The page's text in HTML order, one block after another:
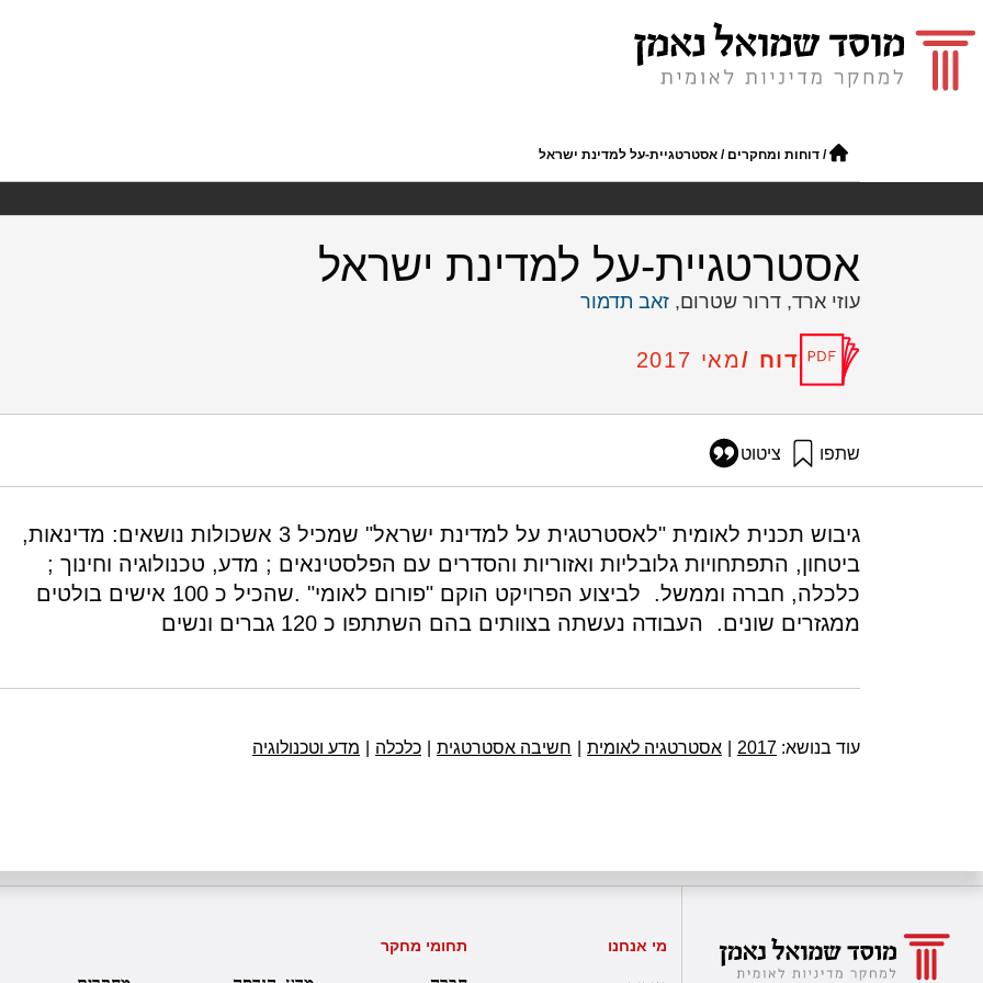
/ דוחות ומחקרים / אסטרטגיית-על למדינת ישראל
אסטרטגיית-על למדינת ישראל
עוזי ארד, דרור שטרום, זאב תדמור
דוח /מאי 2017
שתפו ציטוט
גיבוש תכנית לאומית "לאסטרטגית על למדינת ישראל" שמכיל 3 אשכולות נושאים: מדינאות,
ביטחון, התפתחויות גלובליות ואזוריות והסדרים עם הפלסטינאים ; מדע, טכנולוגיה וחינוך ;
כלכלה, חברה וממשל. לביצוע הפרויקט הוקם "פורום לאומי" .שהכיל כ 100 אישים בולטים
ממגזרים שונים. העבודה נעשתה בצוותים בהם השתתפו כ 120 גברים ונשים
עוד בנושא: 2017 אסטרטגיה לאומית חשיבה אסטרטגית כלכלה מדע וטכנולוגיה
מי אנחנו תחומי מחקר